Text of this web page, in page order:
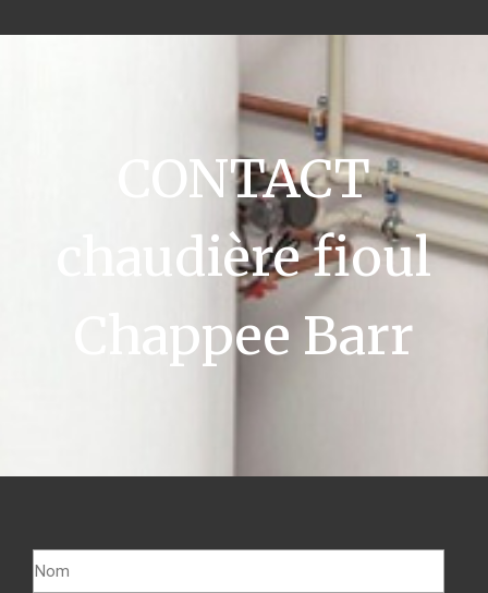
CONTACT
chaudière fioul
Chappee Barr